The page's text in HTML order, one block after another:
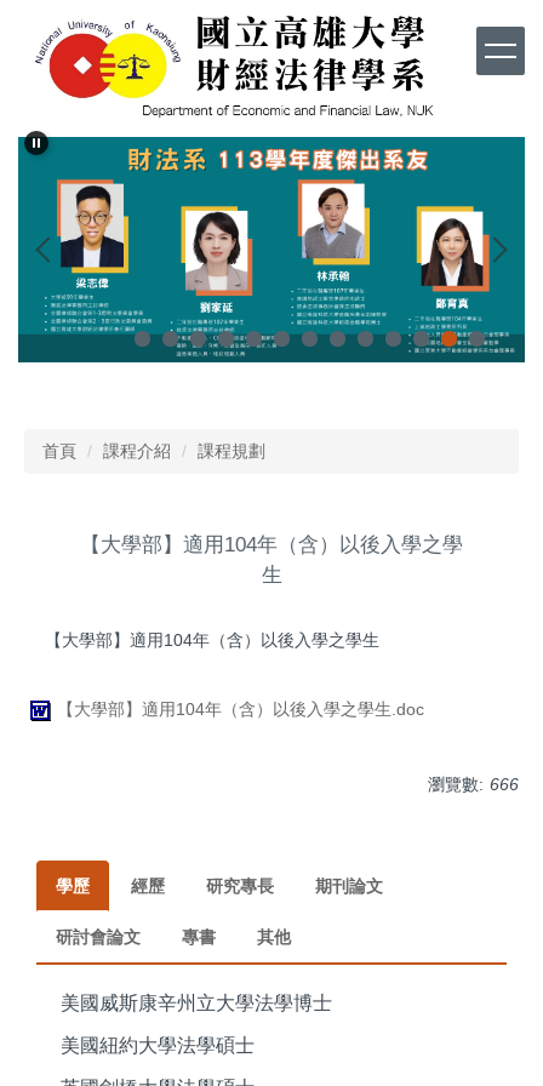
容
首頁 課程介紹 課程規劃
【大學部】適用104年（含）以後入學之學
生
【大學部】適用104年（含）以後入學之學生
【大學部】適用104年（含）以後入學之學生.doc
瀏覽數: 666
學歷 經歷 研究專長 期刊論文
研討會論文 專書 其他
美國威斯康辛州立大學法學博士
美國紐約大學法學碩士